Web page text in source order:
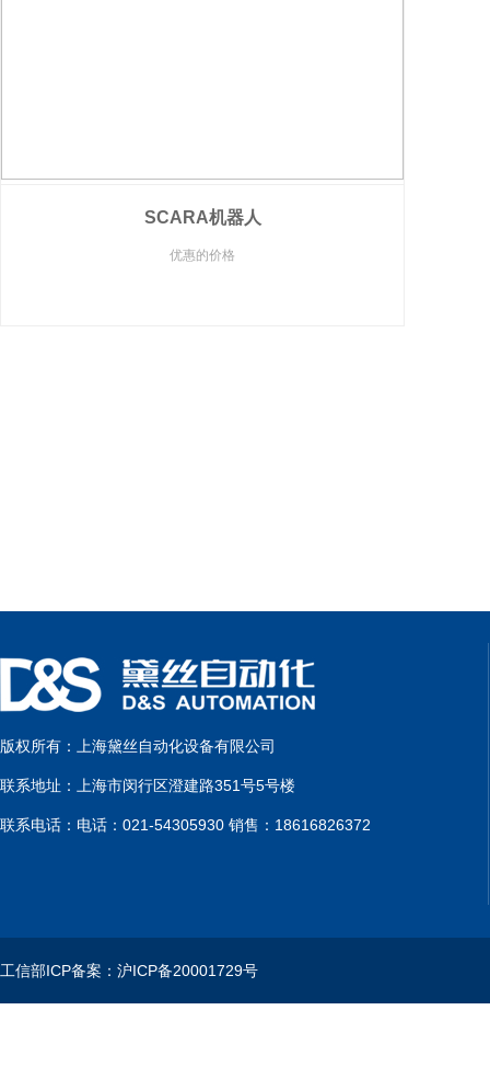
SCARA机器人
优惠的价格
版权所有：上海黛丝自动化设备有限公司
联系地址：上海市闵行区澄建路351号5号楼
联系电话：电话：021-54305930 销售：18616826372
工信部ICP备案：沪ICP备20001729号